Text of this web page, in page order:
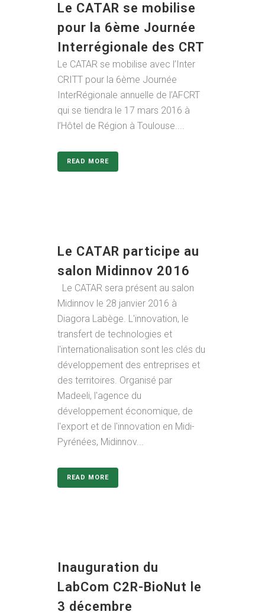
Le CATAR se mobilise
pour la 6ème Journée
Interrégionale des CRT
Le CATAR se mobilise avec l’Inter
CRITT pour la 6ème Journée
InterRégionale annuelle de l’AFCRT
qui se tiendra le 17 mars 2016 à
l’Hôtel de Région à Toulouse....
READ MORE
Le CATAR participe au
salon Midinnov 2016
Le CATAR sera présent au salon
Midinnov le 28 janvier 2016 à
Diagora Labège. L'innovation, le
transfert de technologies et
l'internationalisation sont les clés du
développement des entreprises et
des territoires. Organisé par
Madeeli, l'agence du
développement économique, de
l'export et de l'innovation en Midi-
Pyrénées, Midinnov...
READ MORE
Inauguration du
LabCom C2R-BioNut le
3 décembre